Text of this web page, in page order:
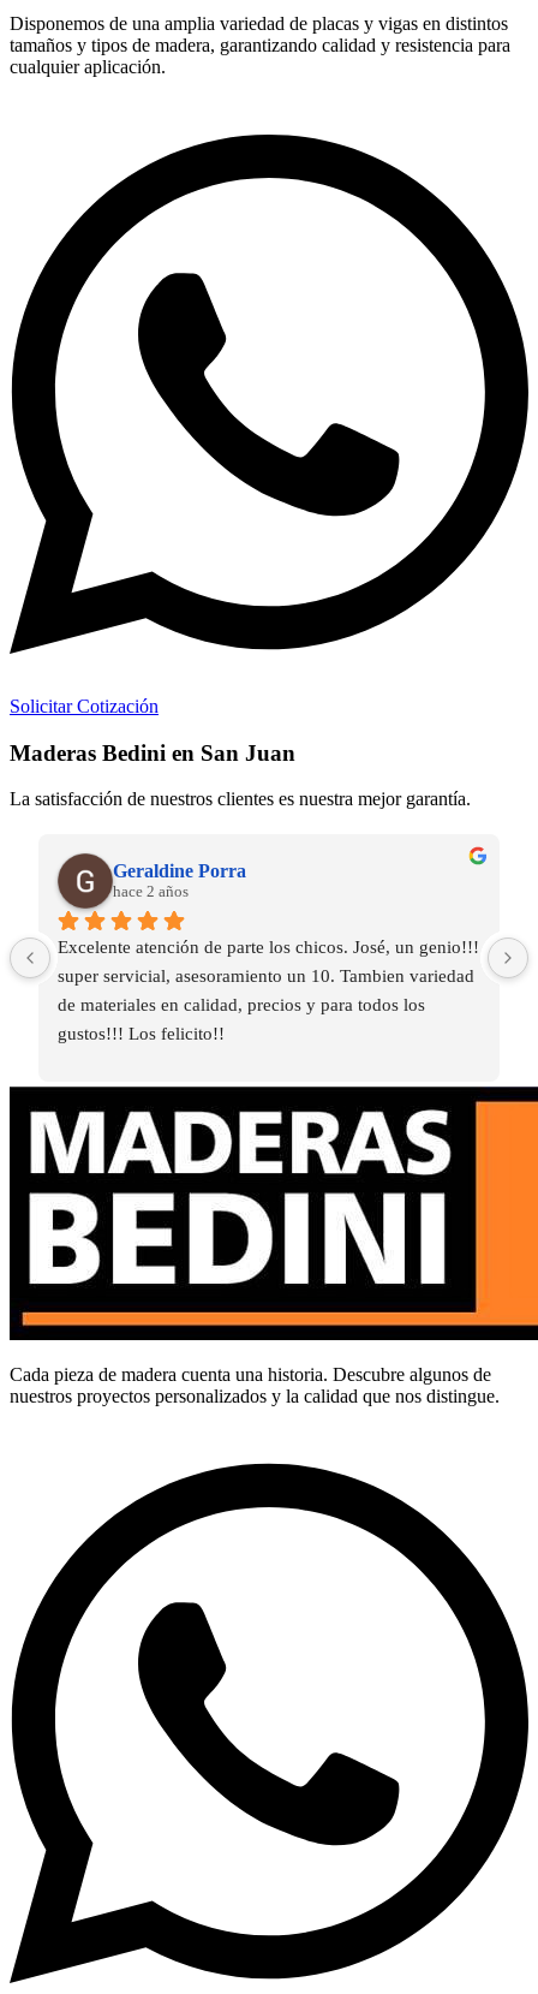
Disponemos de una amplia variedad de placas y vigas en distintos
tamaños y tipos de madera, garantizando calidad y resistencia para
cualquier aplicación.
Solicitar Cotización
Maderas Bedini en San Juan
La satisfacción de nuestros clientes es nuestra mejor garantía.
ramon hector Mereles
hace 2 años
Cada pieza de madera cuenta una historia. Descubre algunos de
nuestros proyectos personalizados y la calidad que nos distingue.